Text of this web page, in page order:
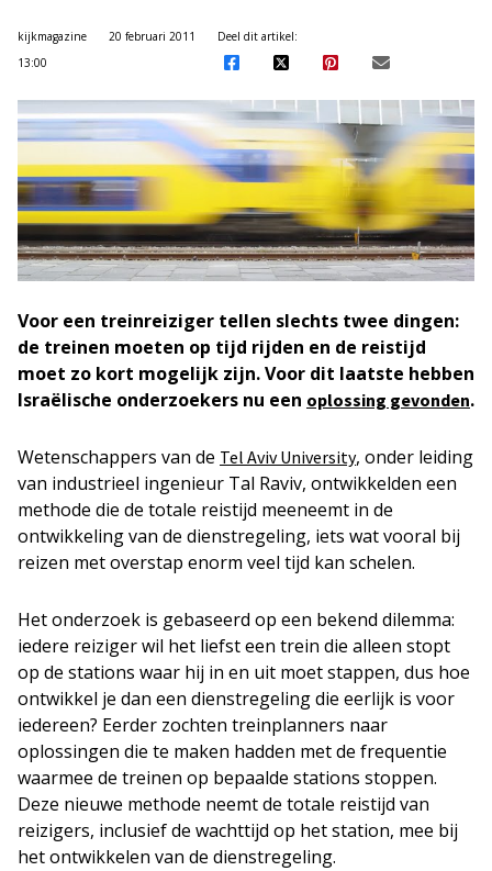
kijkmagazine
20 februari 2011
13:00
Deel dit artikel:
Voor een treinreiziger tellen slechts twee dingen:
de treinen moeten op tijd rijden en de reistijd
moet zo kort mogelijk zijn. Voor dit laatste hebben
Israëlische onderzoekers nu een oplossing gevonden.
Wetenschappers van de Tel Aviv University, onder leiding
van industrieel ingenieur Tal Raviv, ontwikkelden een
methode die de totale reistijd meeneemt in de
ontwikkeling van de dienstregeling, iets wat vooral bij
reizen met overstap enorm veel tijd kan schelen.
Het onderzoek is gebaseerd op een bekend dilemma:
iedere reiziger wil het liefst een trein die alleen stopt
op de stations waar hij in en uit moet stappen, dus hoe
ontwikkel je dan een dienstregeling die eerlijk is voor
iedereen? Eerder zochten treinplanners naar
oplossingen die te maken hadden met de frequentie
waarmee de treinen op bepaalde stations stoppen.
Deze nieuwe methode neemt de totale reistijd van
reizigers, inclusief de wachttijd op het station, mee bij
het ontwikkelen van de dienstregeling.